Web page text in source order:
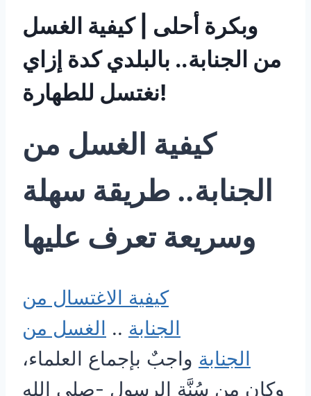
وبكرة أحلى | كيفية الغسل
من الجنابة.. بالبلدي كدة إزاي
نغتسل للطهارة!
كيفية الغسل من
الجنابة.. طريقة سهلة
وسريعة تعرف عليها
كيفية الاغتسال من
الجنابة .. الغسل من
الجنابة واجبٌ بإجماع العلماء،
وكان مِن سُنَّة الرسول -صلى الله